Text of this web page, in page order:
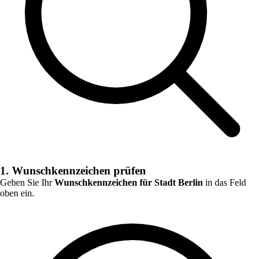
1. Wunschkennzeichen prüfen
Geben Sie IhrWunschkennzeichen für Stadt Berlin in das Feld
oben ein.